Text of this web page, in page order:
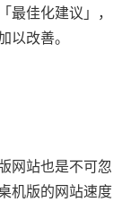
佳化建议」，
改善。
网站也是不可忽
机版的网站速度